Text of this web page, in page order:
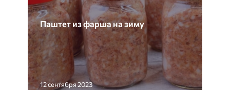
Паштет из фарша на зиму
12 сентября 2023